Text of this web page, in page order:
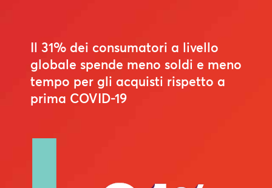
Il 31% dei consumatori a livello
globale spende meno soldi e meno
tempo per gli acquisti rispetto a
prima COVID-19